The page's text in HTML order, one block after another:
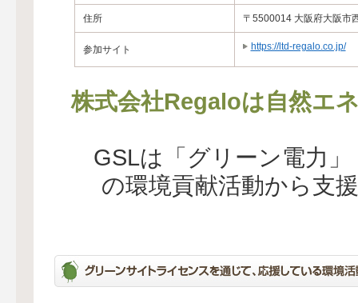
住所 〒5500014 大阪府大阪市
参加サイト https://ltd-regalo.co.jp/
株式会社Regaloは自然エ
GSLは「グリーン電力
の環境貢献活動から支